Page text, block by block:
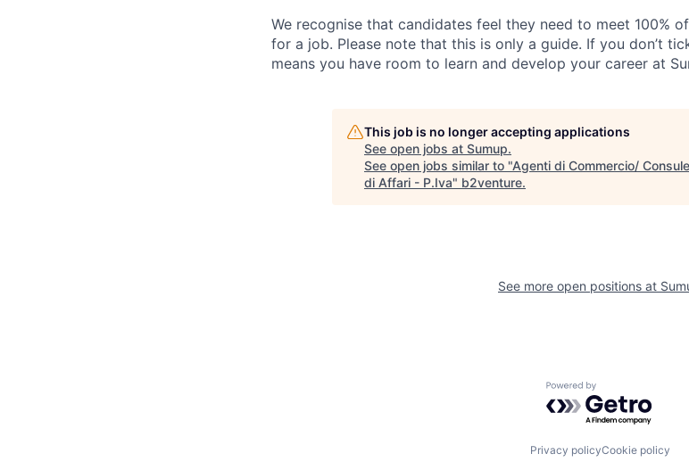
We recognise that candidates feel they need to meet 100%
for a job. Please note that this is only a guide. If you don’t
means you have room to learn and develop your career at
This job is no longer accepting applications
See open jobs at Sumup.
See open jobs similar to "Agenti di Commercio/
di Affari - P.Iva" b2venture.
See more open positions at
Powered by
Privacy policyCookie policy